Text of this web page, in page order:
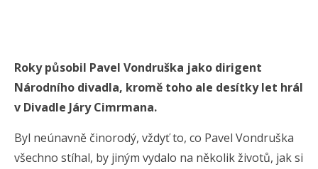
Roky působil Pavel Vondruška jako dirigent
Národního divadla, kromě toho ale desítky let hrál
v Divadle Járy Cimrmana.
Byl neúnavně činorodý, vždyť to, co Pavel Vondruška
všechno stíhal, by jiným vydalo na několik životů, jak si